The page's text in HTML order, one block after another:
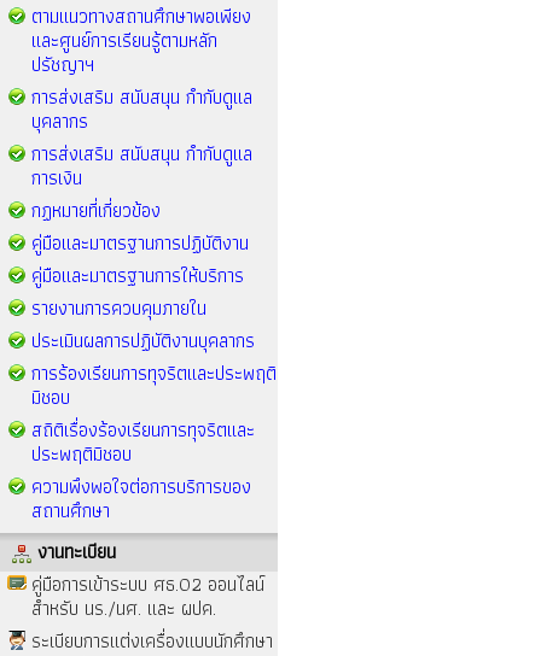
ตามแนวทางสถานศึกษาพอเพียง
และศูนย์การเรียนรู้ตามหลัก
ปรัชญาฯ
การส่งเสริม สนับสนุน กำกับดูแล
บุคลากร
การส่งเสริม สนับสนุน กำกับดูแล
การเงิน
กฏหมายที่เกี่ยวข้อง
คู่มือและมาตรฐานการปฏิบัติงาน
คู่มือและมาตรฐานการให้บริการ
รายงานการควบคุมภายใน
ประเมินผลการปฏิบัติงานบุคลากร
การร้องเรียนการทุจริตและประพฤติ
มิชอบ
สถิติเรื่องร้องเรียนการทุจริตและ
ประพฤติมิชอบ
ความพึงพอใจต่อการบริการของ
สถานศึกษา
งานทะเบียน
คู่มือการเข้าระบบ ศธ.02 ออนไลน์
สำหรับ นร./นศ. และ ผปค.
ระเบียบการแต่งเครื่องแบบนักศึกษา